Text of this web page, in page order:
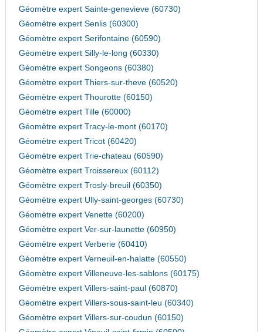
Géomètre expert Sainte-genevieve (60730)
Géomètre expert Senlis (60300)
Géomètre expert Serifontaine (60590)
Géomètre expert Silly-le-long (60330)
Géomètre expert Songeons (60380)
Géomètre expert Thiers-sur-theve (60520)
Géomètre expert Thourotte (60150)
Géomètre expert Tille (60000)
Géomètre expert Tracy-le-mont (60170)
Géomètre expert Tricot (60420)
Géomètre expert Trie-chateau (60590)
Géomètre expert Troissereux (60112)
Géomètre expert Trosly-breuil (60350)
Géomètre expert Ully-saint-georges (60730)
Géomètre expert Venette (60200)
Géomètre expert Ver-sur-launette (60950)
Géomètre expert Verberie (60410)
Géomètre expert Verneuil-en-halatte (60550)
Géomètre expert Villeneuve-les-sablons (60175)
Géomètre expert Villers-saint-paul (60870)
Géomètre expert Villers-sous-saint-leu (60340)
Géomètre expert Villers-sur-coudun (60150)